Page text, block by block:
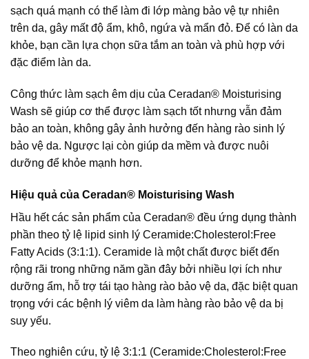
sạch quá mạnh có thể làm đi lớp màng bảo vệ tự nhiên
trên da, gây mất độ ẩm, khô, ngứa và mẩn đỏ. Để có làn da
khỏe, bạn cần lựa chọn sữa tắm an toàn và phù hợp với
đặc điểm làn da.
Công thức làm sạch êm dịu của Ceradan® Moisturising
Wash sẽ giúp cơ thể được làm sạch tốt nhưng vẫn đảm
bảo an toàn, không gây ảnh hưởng đến hàng rào sinh lý
bảo vệ da. Ngược lại còn giúp da mềm và được nuôi
dưỡng để khỏe mạnh hơn.
Hiệu quả của Ceradan® Moisturising Wash
Hầu hết các sản phẩm của Ceradan® đều ứng dụng thành
phần theo tỷ lệ lipid sinh lý Ceramide:Cholesterol:Free
Fatty Acids (3:1:1). Ceramide là một chất được biết đến
rộng rãi trong những năm gần đây bởi nhiều lợi ích như
dưỡng ẩm, hỗ trợ tái tạo hàng rào bảo vệ da, đặc biệt quan
trọng với các bệnh lý viêm da làm hàng rào bảo vệ da bị
suy yếu.
Theo nghiên cứu, tỷ lệ 3:1:1 (Ceramide:Cholesterol:Free